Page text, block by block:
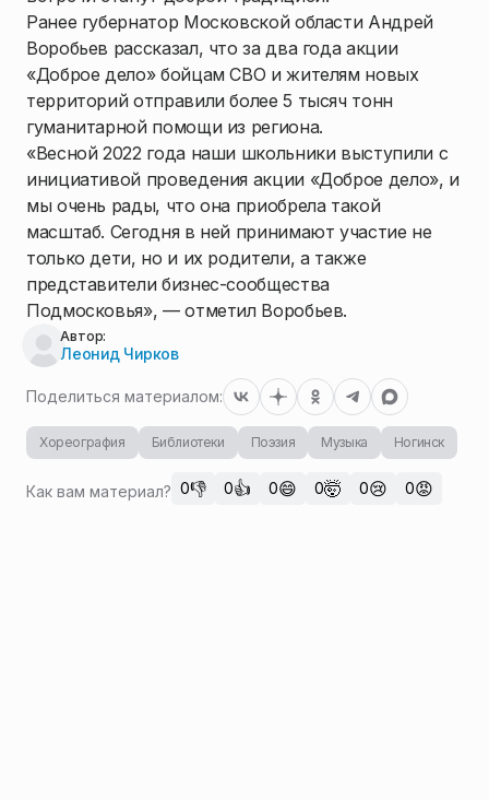
Ранее губернатор Московской области Андрей
Воробьев рассказал, что за два года акции
«Доброе дело» бойцам СВО и жителям новых
территорий отправили более 5 тысяч тонн
гуманитарной помощи из региона.
«Весной 2022 года наши школьники выступили с
инициативой проведения акции «Доброе дело», и
мы очень рады, что она приобрела такой
масштаб. Сегодня в ней принимают участие не
только дети, но и их родители, а также
представители бизнес-сообщества
Подмосковья», — отметил Воробьев.
Автор:
Леонид Чирков
Поделиться материалом:
Хореография Библиотеки Поэзия Музыка Ногинск
Как вам материал? 0👎 0👍 0😄 0🤯 0😢 0😡